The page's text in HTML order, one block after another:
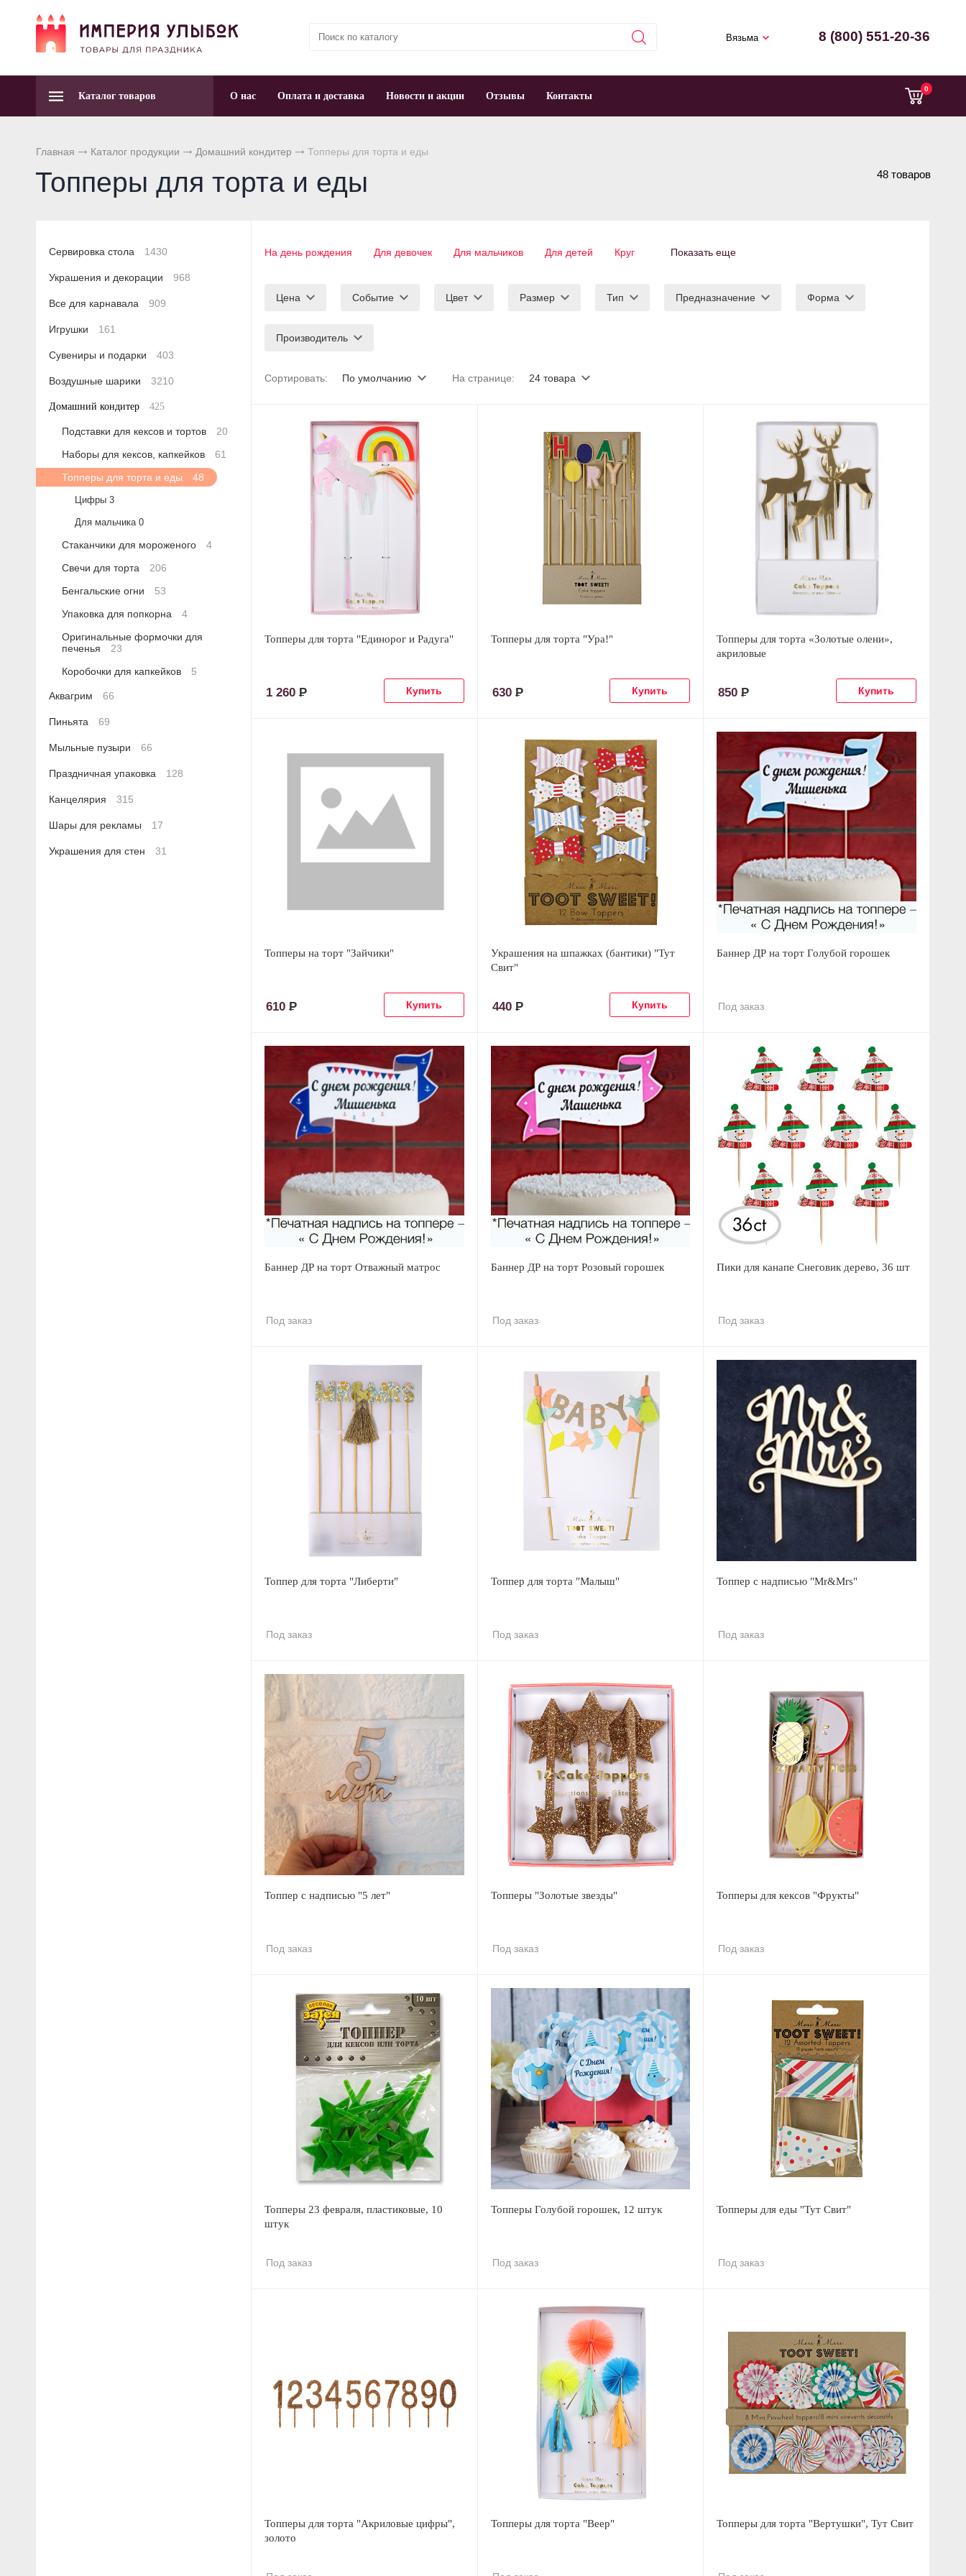
Вязьма 8 (800) 551-20-36
0
Каталог товаров О нас Оплата и доставка Новости и акции Отзывы Контакты
Главная Каталог продукции Домашний кондитер Топперы для торта и еды
48 товаров
Топперы для торта и еды
На день рождения Для девочек Для мальчиков Для детей Круг Показать еще
Цена Событие Цвет Размер Тип Предназначение Форма
Производитель
Сортировать: По умолчанию На странице: 24 товара
Топперы для торта "Единорог и Радуга"
1 260 Р
Топперы для торта "Ура!"
630 Р
Топперы для торта «Золотые олени»,
акриловые
850Р
Топперы на торт "Зайчики"
610 Р
Украшения на шпажках (бантики) "Тут
Свит"
440 Р
Баннер ДР на торт Голубой горошек
Под заказ
Баннер ДР на торт Отважный матрос
Под заказ
Баннер ДР на торт Розовый горошек
Под заказ
Пики для канапе Снеговик дерево, 36 шт
Под заказ
Топпер для торта "Либерти"
Под заказ
Топпер для торта "Малыш"
Под заказ
Топпер с надписью "Mr&Mrs"
Под заказ
Топпер с надписью "5 лет"
Под заказ
Топперы "Золотые звезды"
Под заказ
Топперы для кексов "Фрукты"
Под заказ
Топперы 23 февраля, пластиковые, 10
штук
Под заказ
Топперы Голубой горошек, 12 штук
Под заказ
Топперы для еды "Тут Свит"
Под заказ
Топперы для торта "Акриловые цифры",
золото
Топперы для торта "Веер" Топперы для торта "Вертушки", Тут Свит
Сервировка стола 1430
Украшения и декорации 968
Все для карнавала 909
Игрушки 161
Сувениры и подарки 403
Воздушные шарики 3210
Домашний кондитер 425
Подставки для кексов и тортов
20
Наборы для кексов, капкейков
61
Топперы для торта и еды
48
Цифры 3
Для мальчика 0
Стаканчики для мороженого
4
Свечи для торта
206
Бенгальские огни
53
Упаковка для попкорна
4
Оригинальные формочки для
печенья
23
Коробочки для капкейков
5
Аквагрим 66
Пиньята 69
Мыльные пузыри 66
Праздничная упаковка 128
Канцелярия 315
Шары для рекламы 17
Украшения для стен 31